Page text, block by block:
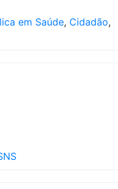
em Saúde, Cidadão,